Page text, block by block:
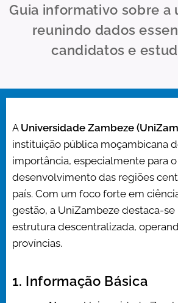
Guia informativo sobre a
reunindo dados
candidatos e
A Universidade Zambeze
instituição pública moçambicana
importância, especialmente para o
desenvolvimento das regiões
país. Com um foco forte em
gestão, a UniZambeze destaca-se
estrutura descentralizada,
províncias.
1. Informação Básica